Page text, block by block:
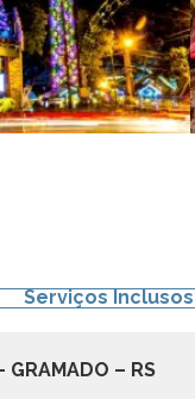
Serviços Inclusos
GRAMADO – RS